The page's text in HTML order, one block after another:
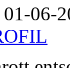
01-06-